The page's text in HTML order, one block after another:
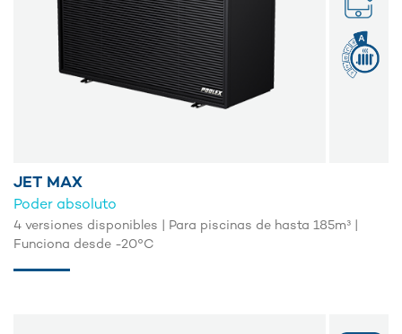
JET MAX
Poder absoluto
4 versiones disponibles | Para piscinas de hasta 185m³ |
Funciona desde -20°C